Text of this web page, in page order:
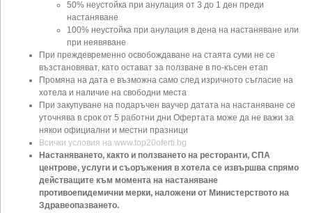
50% неустойка при анулация от 3 до 1 ден преди
настаняване
100% неустойка при анулация в дена на настаняване или
при неявяване
При преждевременно освобождаване на стаята суми не се
възстановяват, като остават за ползване в по-късен етап
Промяна на дата е възможна само след изричното съгласие на
хотела и наличие на свободни места
При закупуване на подаръчен ваучер датата на настаняване се
уточнява в срок от 5 работни дни Офертата може да не важи за
някои официални и местни празници
Всички условия на www.top20oferti.bg
Настаняването, както и ползването на ресторанти, СПА
центрове, услуги и съоръжения в хотела се извършва спрямо
действащите към момента на настаняване
противоепидемични мерки, наложени от Министерството на
Здравеопазването.